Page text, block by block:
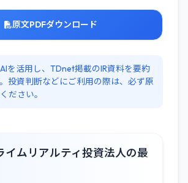
原文PDFダウンロード
を活用し、TDnet掲載のIR資料を要約
投資判断などにご利用の際は、必ず原
ださい。
イムリアルティ投資法人の最